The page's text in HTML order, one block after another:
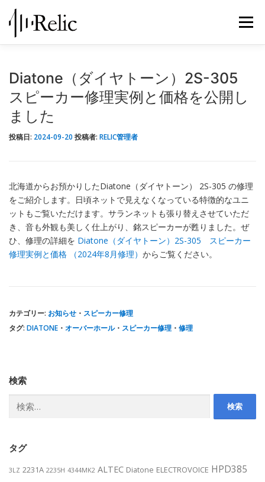
ン
メニュ
STORE
Diatone（ダイヤトーン）2S-305
スピーカー修理実例と価格を公開し
ました
投稿日: 2024-09-20 投稿者: RELIC管理者
北海道からお預かりしたDiatone（ダイヤトーン） 2S-305 の修理
をご紹介します。日頃ネットで見えなくなっている特徴的なユニ
ットもご覧いただけます。サランネットも張り替えさせていただ
き、音も外観も美しく仕上がり、銘スピーカーが甦りました。ぜ
ひ、修理の詳細を Diatone（ダイヤトーン）2S-305 スピーカー
修理実例と価格 （2024年8月修理） からご覧ください。
カテゴリー: お知らせ ・ スピーカー修理
タグ: DIATONE ・ オーバーホール・ スピーカー修理 ・ 修理
検索
索:
タグ
3LZ 2231A 2235H 4344MK2 ALTEC Diatone ELECTROVOICE HPD385